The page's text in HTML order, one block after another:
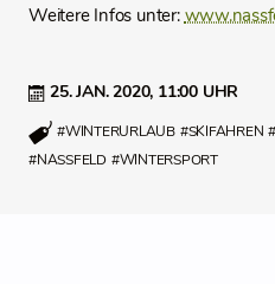
25. JAN. 2020, 11:00 UHR
#WINTERURLAUB #SKIFAHREN
#NASSFELD #WINTERSPORT
Weitere Infos unter: